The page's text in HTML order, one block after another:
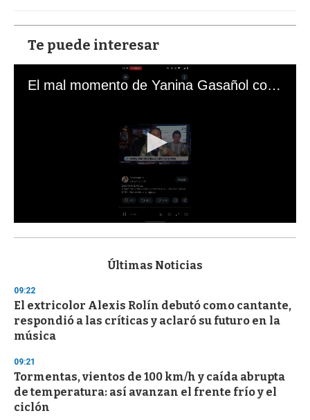
Te puede interesar
El mal momento de Yanina Gasañol con un hincha argentino en "Subrayado"
s
d
s
o
f
3
s
e
c
o
n
Últimas Noticias
09:22
El extricolor Alexis Rolín debutó como cantante,
respondió a las críticas y aclaró su futuro en la
música
09:21
Tormentas, vientos de 100 km/h y caída abrupta
de temperatura: así avanzan el frente frío y el
ciclón